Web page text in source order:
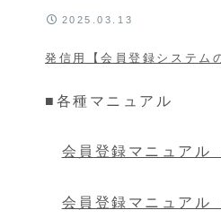
2025.03.13
発信用【会員登録システム
■各種マニュアル
会員登録マニュアル
会員登録マニュアル